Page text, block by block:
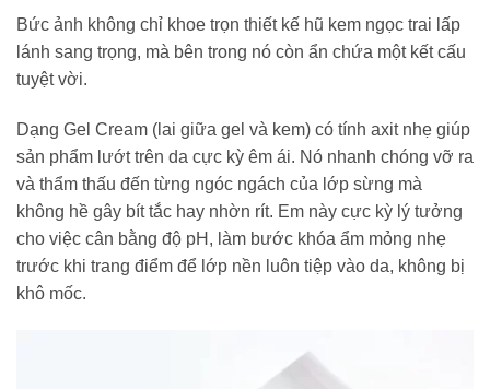
Bức ảnh không chỉ khoe trọn thiết kế hũ kem ngọc trai lấp
lánh sang trọng, mà bên trong nó còn ẩn chứa một kết cấu
tuyệt vời.
Dạng Gel Cream (lai giữa gel và kem) có tính axit nhẹ giúp
sản phẩm lướt trên da cực kỳ êm ái. Nó nhanh chóng vỡ ra
và thẩm thấu đến từng ngóc ngách của lớp sừng mà
không hề gây bít tắc hay nhờn rít. Em này cực kỳ lý tưởng
cho việc cân bằng độ pH, làm bước khóa ẩm mỏng nhẹ
trước khi trang điểm để lớp nền luôn tiệp vào da, không bị
khô mốc.